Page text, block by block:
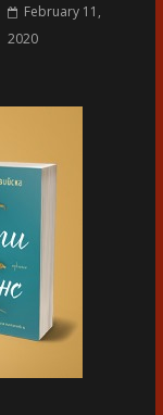
February 11,
2020